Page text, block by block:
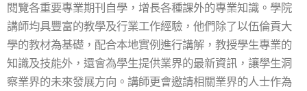
閱覽各重要專業期刊自學，增長各種課外的專業知識。學院
講師均具豐富的教學及行業工作經驗，他們除了以伍倫貢大
學的教材為基礎，配合本地實例進行講解，教授學生專業的
知識及技能外，還會為學生提供業界的最新資訊，讓學生洞
察業界的未來發展方向。講師更會邀請相關業界的人士作為